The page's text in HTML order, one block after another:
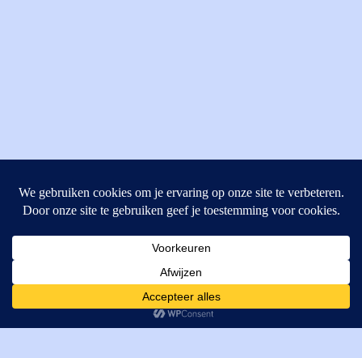
4462GE, Goes
T: +31 (0) 111-484438
M:parts@mitechniek.nl
VAT: NL862802295B01
Cookies helpen ons bij het leveren van onze diensten. Door
gebruik te maken van onze diensten, gaat u akkoord met ons
gebruik van cookies.